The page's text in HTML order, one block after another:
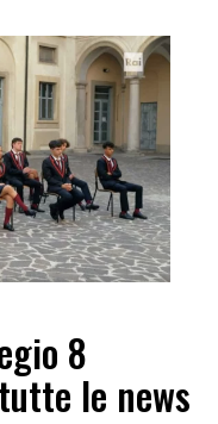
8
le news